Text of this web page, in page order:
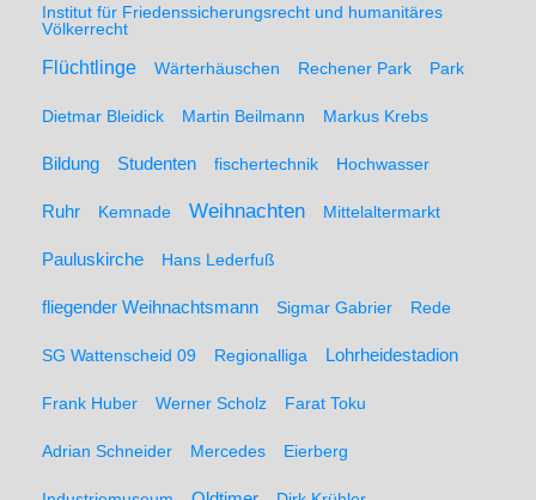
Institut für Friedenssicherungsrecht und humanitäres
Völkerrecht
Flüchtlinge Wärterhäuschen Rechener Park Park
Dietmar Bleidick Martin Beilmann Markus Krebs
Bildung Studenten fischertechnik Hochwasser
Ruhr Kemnade Weihnachten Mittelaltermarkt
Pauluskirche Hans Lederfuß
fliegender Weihnachtsmann Sigmar Gabrier Rede
SG Wattenscheid 09 Regionalliga Lohrheidestadion
Frank Huber Werner Scholz Farat Toku
Adrian Schneider Mercedes Eierberg